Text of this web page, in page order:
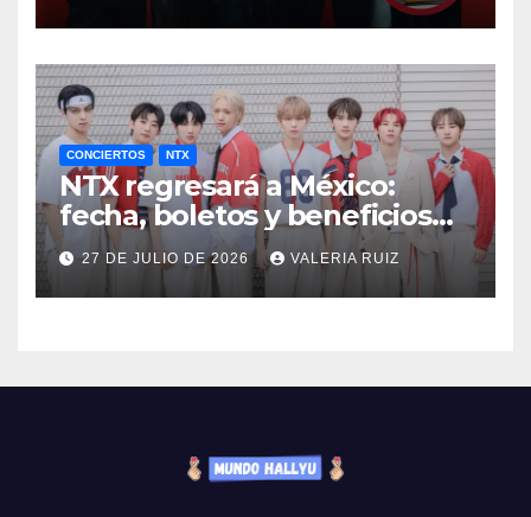
CONCIERTOS NTX
NTX regresará a México:
fecha, boletos y beneficios
VIP
27 DE JULIO DE 2026 VALERIA RUIZ